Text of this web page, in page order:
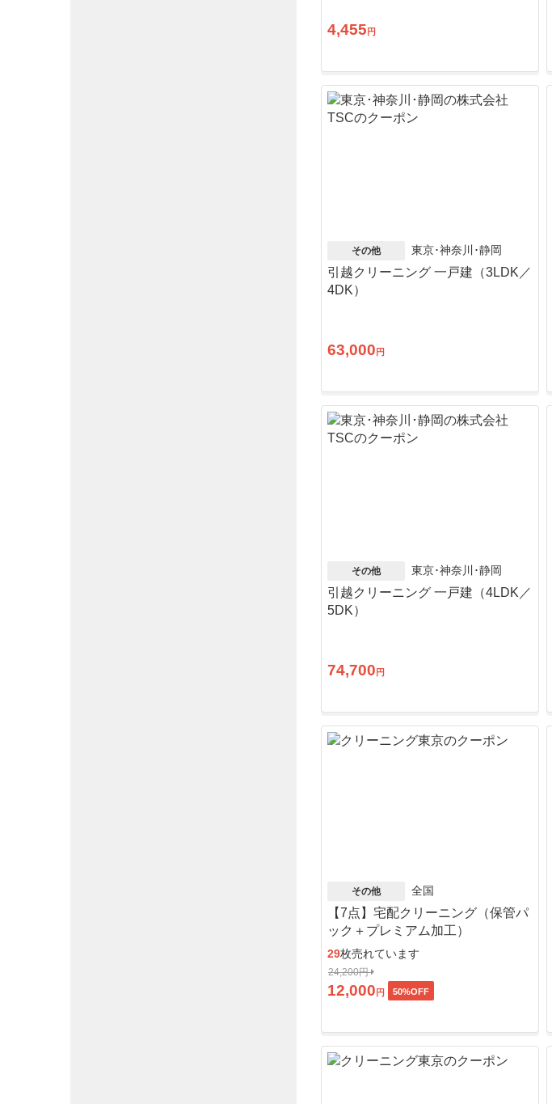
4,455 円
その他 東京･神奈川･静岡
引越クリーニング 一戸建（3LDK／
4DK）
63,000 円
その他 東京･神奈川･静岡
引越クリーニング 一戸建（4LDK／
5DK）
74,700 円
その他 全国
【7点】宅配クリーニング（保管パ
ック＋プレミアム加工）
29枚売れています
24,200円
12,000 円 50%OFF